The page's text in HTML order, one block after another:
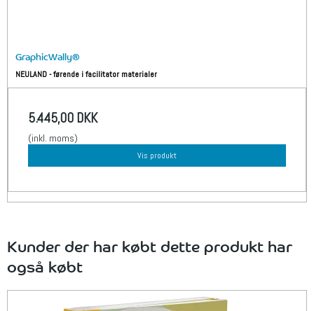
GraphicWally®
NEULAND - førende i facilitator materialer
5.445,00 DKK
(inkl. moms)
Vis produkt
Kunder der har købt dette produkt har
også købt